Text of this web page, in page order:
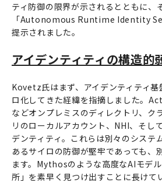
ティ防御の限界が示されるとともに、
「Autonomous Runtime Identity
提示されました。
アイデンティティの構造的
Kovetz氏はまず、アイデンティティ基
ロ化してきた経緯を指摘しました。
などオンプレミスのディレクトリ、ク
リのローカルアカウント、NHI、そし
デンティティ。これらは別々のシステ
あるサイロの防御が堅牢であっても、
ます。Mythosのような高度なAIモデ
所」を素早く見つけ出すことに長けて